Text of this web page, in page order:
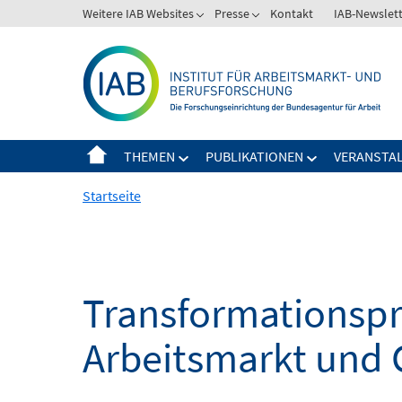
zum
Weitere IAB Websites Presse Kontakt IAB-
THEMEN PUBLIKATIONEN
Startseite
Arbeitsmarkt und